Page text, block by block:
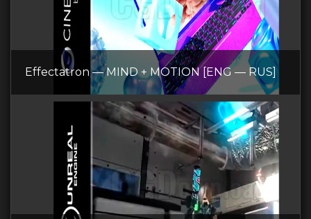
Effectatron — MIND + MOTION [ENG — RUS]